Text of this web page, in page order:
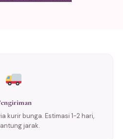
kurir bunga. Estimasi 1-2 hari,
jarak.